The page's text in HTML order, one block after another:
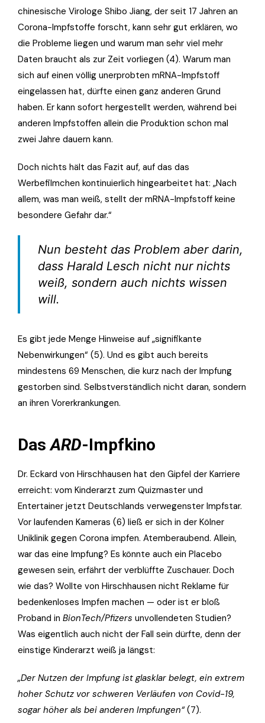
chinesische Virologe Shibo Jiang, der seit 17 Jahren an
Corona-Impfstoffe forscht, kann sehr gut erklären, wo
die Probleme liegen und warum man sehr viel mehr
Daten braucht als zur Zeit vorliegen (4). Warum man
sich auf einen völlig unerprobten mRNA-Impfstoff
eingelassen hat, dürfte einen ganz anderen Grund
haben. Er kann sofort hergestellt werden, während bei
anderen Impfstoffen allein die Produktion schon mal
zwei Jahre dauern kann.
Doch nichts hält das Fazit auf, auf das das
Werbefilmchen kontinuierlich hingearbeitet hat: „Nach
allem, was man weiß, stellt der mRNA-Impfstoff keine
besondere Gefahr dar.“
Nun besteht das Problem aber darin,
dass Harald Lesch nicht nur nichts
weiß, sondern auch nichts wissen
will.
Es gibt jede Menge Hinweise auf „signifikante
Nebenwirkungen“ (5). Und es gibt auch bereits
mindestens 69 Menschen, die kurz nach der Impfung
gestorben sind. Selbstverständlich nicht daran, sondern
an ihren Vorerkrankungen.
DasARD-Impfkino
Dr. Eckard von Hirschhausen hat den Gipfel der Karriere
erreicht: vom Kinderarzt zum Quizmaster und
Entertainer jetzt Deutschlands verwegenster Impfstar.
Vor laufenden Kameras (6) ließ er sich in der Kölner
Uniklinik gegen Corona impfen. Atemberaubend. Allein,
war das eine Impfung? Es könnte auch ein Placebo
gewesen sein, erfährt der verblüffte Zuschauer. Doch
wie das? Wollte von Hirschhausen nicht Reklame für
bedenkenloses Impfen machen — oder ist er bloß
Proband in BionTech/Pfizers unvollendeten Studien?
Was eigentlich auch nicht der Fall sein dürfte, denn der
einstige Kinderarzt weiß ja längst:
„Der Nutzen der Impfung ist glasklar belegt, ein extrem
hoher Schutz vor schweren Verläufen von Covid-19,
sogar höher als bei anderen Impfungen“(7).